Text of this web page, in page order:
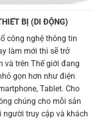
BỊ (DI ĐỘNG)
công nghệ thông tin
làm mới thì sẽ trở
và trên Thế giới đang
gọn hơn như điện
Tablet. Cho
chúng cho mỗi sản
người truy cập và khách